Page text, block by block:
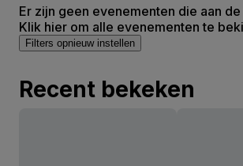
Er zijn geen evenementen die aan
Klik hier om alle evenementen te
Filters opnieuw instellen
Recent bekeken